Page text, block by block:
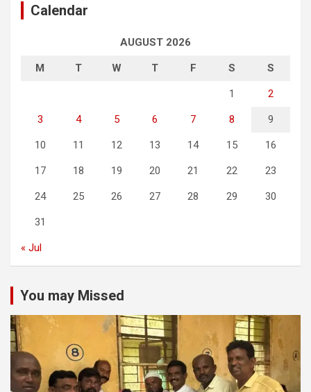
Calendar
AUGUST 2026
M T W T F S S
1 2
3 4 5 6 7 8 9
10 11 12 13 14 15 16
17 18 19 20 21 22 23
24 25 26 27 28 29 30
31
« Jul
You may Missed